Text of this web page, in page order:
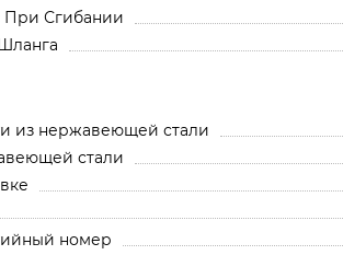
Сгибании
из нержавеющей стали
стали
номер